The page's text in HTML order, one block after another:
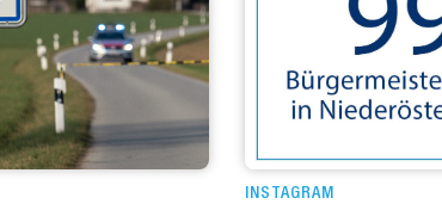
INSTAGRAM